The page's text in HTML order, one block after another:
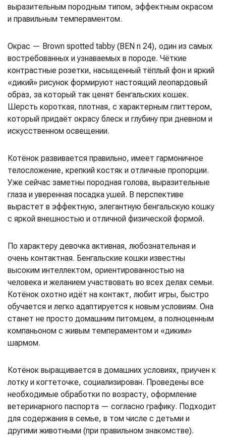
выразительным породным типом, эффектным окрасом
и правильным темпераментом.
Окрас — Brown spotted tabby (BEN n 24), один из самых
востребованных и узнаваемых в породе. Чёткие
контрастные розетки, насыщенный тёплый фон и яркий
«дикий» рисунок формируют настоящий леопардовый
образ, за который так ценят бенгальских кошек.
Шерсть короткая, плотная, с характерным глиттером,
который придаёт окрасу блеск и глубину при дневном и
искусственном освещении.
Котёнок развивается правильно, имеет гармоничное
телосложение, крепкий костяк и отличные пропорции.
Уже сейчас заметны породная голова, выразительные
глаза и уверенная посадка ушей. В перспективе
вырастет в эффектную, элегантную бенгальскую кошку
с яркой внешностью и отличной физической формой.
По характеру девочка активная, любознательная и
очень контактная. Бенгальские кошки известны
высоким интеллектом, ориентированностью на
человека и желанием участвовать во всех делах семьи.
Котёнок охотно идёт на контакт, любит игры, быстро
обучается и легко адаптируется к новым условиям. Она
станет не просто домашним питомцем, а полноценным
компаньоном с живым темпераментом и «диким»
шармом.
Котёнок выращивается в домашних условиях, приучен к
лотку и когтеточке, социализирован. Проведены все
необходимые обработки по возрасту, оформление
ветеринарного паспорта — согласно графику. Подходит
для содержания в семье, в том числе с детьми и
другими животными (при правильном знакомстве).